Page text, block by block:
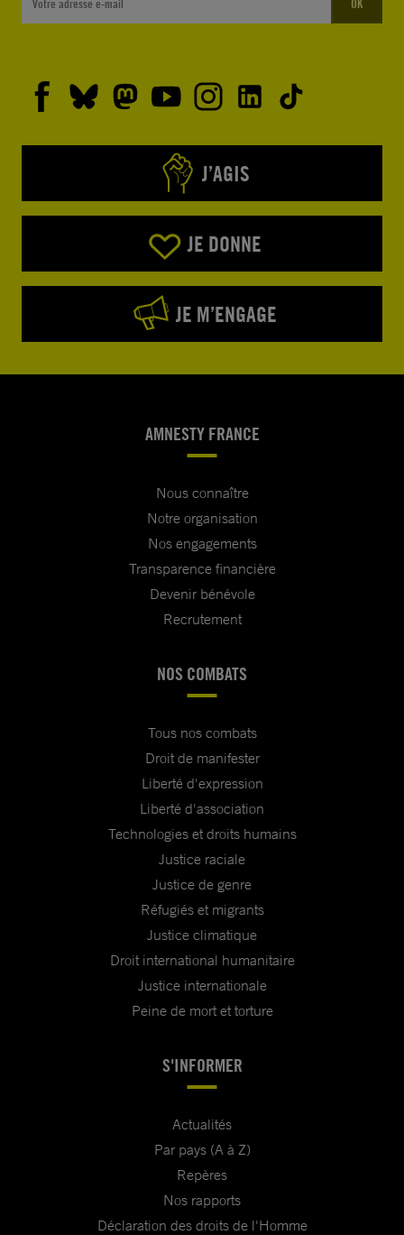
OK
J’AGIS
JE DONNE
JE M’ENGAGE
AMNESTY FRANCE
Nous connaître
Notre organisation
Nos engagements
Transparence financière
Devenir bénévole
Recrutement
NOS COMBATS
Tous nos combats
Droit de manifester
Liberté d'expression
Liberté d'association
Technologies et droits humains
Justice raciale
Justice de genre
Réfugiés et migrants
Justice climatique
Droit international humanitaire
Justice internationale
Peine de mort et torture
S'INFORMER
Actualités
Par pays (A à Z)
Repères
Nos rapports
Déclaration des droits de l'Homme